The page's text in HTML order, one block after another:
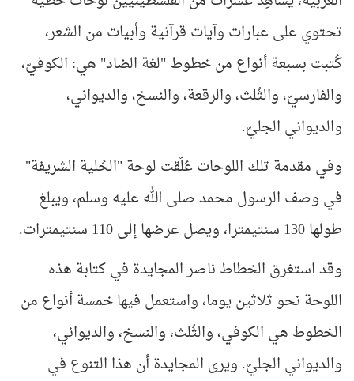
تحتوي على عبارات وآيات قرآنية وأبيات من الشعر،
كُتبت بسبعة أنواع من خطوط "لغة الضاد" هي: الكوفيّ،
والفارسيّ، والثُلث، والرقعة، والنسخ، والديواني،
والديواني الجليّ.
وفي مقدمة تلك اللوحات عُلّقت لوحة "الحُلية الشريفة"
في وصف الرسول محمد صلى الله عليه وسلم، ويبلغ
طولها 130 سنتيمترا، ويصل عرضها إلى 110 سنتيمترات.
وقد استغرق الخطاط ناصر المجايدة في كتابة هذه
اللوحة نحو ثلاثين يوما، واستعمل فيها خمسة أنواع من
الخطوط هي الكوفي، والثُلث، والنسخ، والديواني،
والديواني الجليّ. ويرى المجايدة أن هذا التنوع في